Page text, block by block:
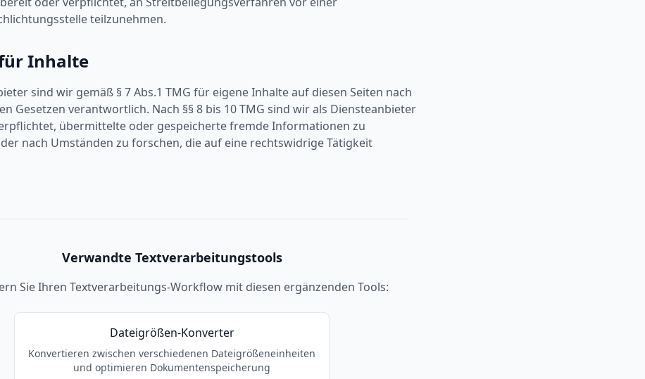
teilzunehmen.
Inhalte
sind wir gemäß § 7 Abs.1 TMG für eigene Inhalte auf diesen Seiten nach
Gesetzen verantwortlich. Nach §§ 8 bis 10 TMG sind wir als Diensteanbieter
übermittelte oder gespeicherte fremde Informationen zu
nach Umständen zu forschen, die auf eine rechtswidrige Tätigkeit
Verwandte Textverarbeitungstools
Sie Ihren Textverarbeitungs-Workflow mit diesen ergänzenden Tools:
Dateigrößen-Konverter
Konvertieren zwischen verschiedenen Dateigrößeneinheiten
und optimieren Dokumentenspeicherung